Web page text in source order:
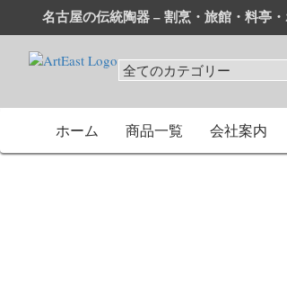
名古屋の伝統陶器 – 割烹・旅館・料亭
和食器・洋食器通販｜割烹・旅館・料亭
業務用から個人用まで、おしゃれでかわ
ホーム 商品一覧 会社案内